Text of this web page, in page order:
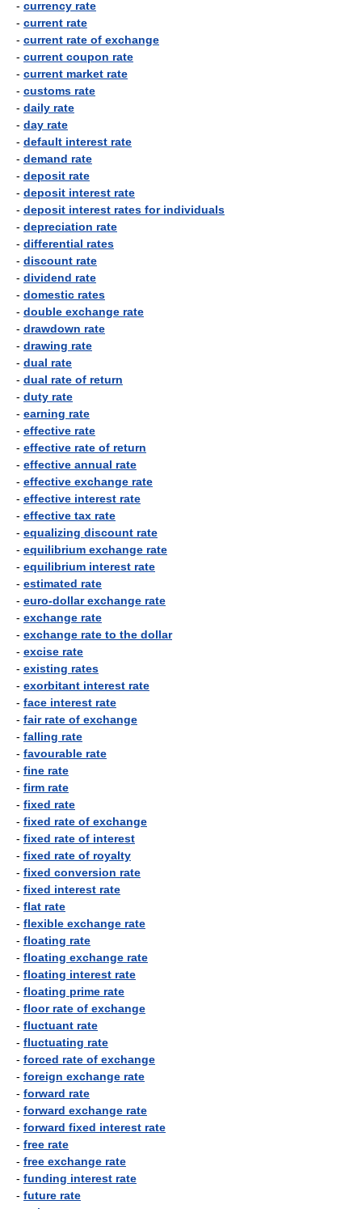
- currency rate
- current rate
- current rate of exchange
- current coupon rate
- current market rate
- customs rate
- daily rate
- day rate
- default interest rate
- demand rate
- deposit rate
- deposit interest rate
- deposit interest rates for individuals
- depreciation rate
- differential rates
- discount rate
- dividend rate
- domestic rates
- double exchange rate
- drawdown rate
- drawing rate
- dual rate
- dual rate of return
- duty rate
- earning rate
- effective rate
- effective rate of return
- effective annual rate
- effective exchange rate
- effective interest rate
- effective tax rate
- equalizing discount rate
- equilibrium exchange rate
- equilibrium interest rate
- estimated rate
- euro-dollar exchange rate
- exchange rate
- exchange rate to the dollar
- excise rate
- existing rates
- exorbitant interest rate
- face interest rate
- fair rate of exchange
- falling rate
- favourable rate
- fine rate
- firm rate
- fixed rate
- fixed rate of exchange
- fixed rate of interest
- fixed rate of royalty
- fixed conversion rate
- fixed interest rate
- flat rate
- flexible exchange rate
- floating rate
- floating exchange rate
- floating interest rate
- floating prime rate
- floor rate of exchange
- fluctuant rate
- fluctuating rate
- forced rate of exchange
- foreign exchange rate
- forward rate
- forward exchange rate
- forward fixed interest rate
- free rate
- free exchange rate
- funding interest rate
- future rate